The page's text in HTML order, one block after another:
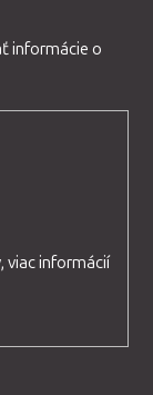
informácie o
viac informácií